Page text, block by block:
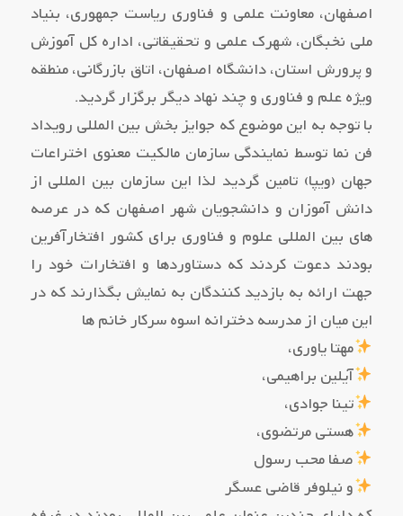
اصفهان، معاونت علمی و فناوری ریاست جمهوری، بنیاد
ملی نخبگان، شهرک علمی و تحقیقاتی، اداره کل آموزش
و پرورش استان، دانشگاه اصفهان، اتاق بازرگانی، منطقه
ویژه علم و فناوری و چند نهاد دیگر برگزار گردید.
با توجه به این موضوع که جوایز بخش بین المللی رویداد
فن نما توسط نمایندگی سازمان مالکیت معنوی اختراعات
جهان (ویپا) تامین گردید لذا این سازمان بین المللی از
دانش آموزان و دانشجویان شهر اصفهان که در عرصه
های بین المللی علوم و فناوری برای کشور افتخارآفرین
بودند دعوت کردند که دستاوردها و افتخارات خود را
جهت ارائه به بازدید کنندگان به نمایش بگذارند که در
این میان از مدرسه دخترانه اسوه سرکار خانم ها
مهتا یاوری،
آیلین براهیمی،
تینا جوادی،
هستی مرتضوی،
صفا محب رسول
و نیلوفر قاضی عسگر